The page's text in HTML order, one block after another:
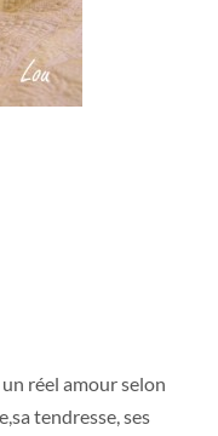
un réel amour selon
tendresse, ses